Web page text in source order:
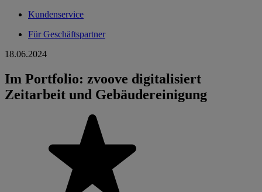
Kundenservice
Für Geschäftspartner
18.06.2024
Im Portfolio: zvoove digitalisiert
Zeitarbeit und Gebäudereinigung